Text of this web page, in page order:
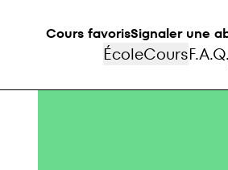
Cours favorisSignaler une
ÉcoleCoursF.A.Q.